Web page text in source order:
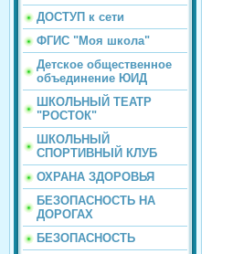
ДОСТУП к сети
ФГИС "Моя школа"
Детское общественное
объединение ЮИД
ШКОЛЬНЫЙ ТЕАТР
"РОСТОК"
ШКОЛЬНЫЙ
СПОРТИВНЫЙ КЛУБ
ОХРАНА ЗДОРОВЬЯ
БЕЗОПАСНОСТЬ НА
ДОРОГАХ
БЕЗОПАСНОСТЬ